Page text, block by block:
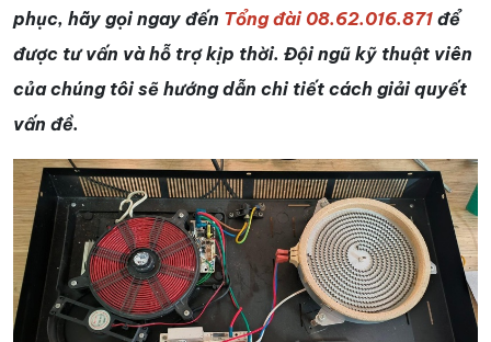
phục, hãy gọi ngay đến Tổng đài 08.62.016.871 để
được tư vấn và hỗ trợ kịp thời. Đội ngũ kỹ thuật viên
của chúng tôi sẽ hướng dẫn chi tiết cách giải quyết
vấn đề.